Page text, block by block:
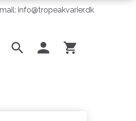
info@tropeakvarier.dk